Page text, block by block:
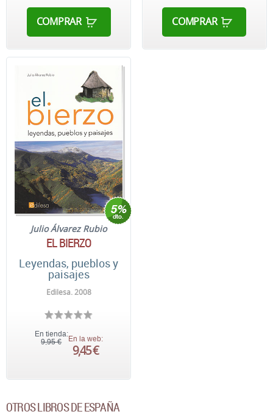
COMPRAR COMPRAR
Julio Álvarez Rubio
EL BIERZO
Leyendas, pueblos y
paisajes
Edilesa. 2008
En tienda:
9,95 €
En la web:
9,45 €
OTROS LIBROS DE ESPAÑA